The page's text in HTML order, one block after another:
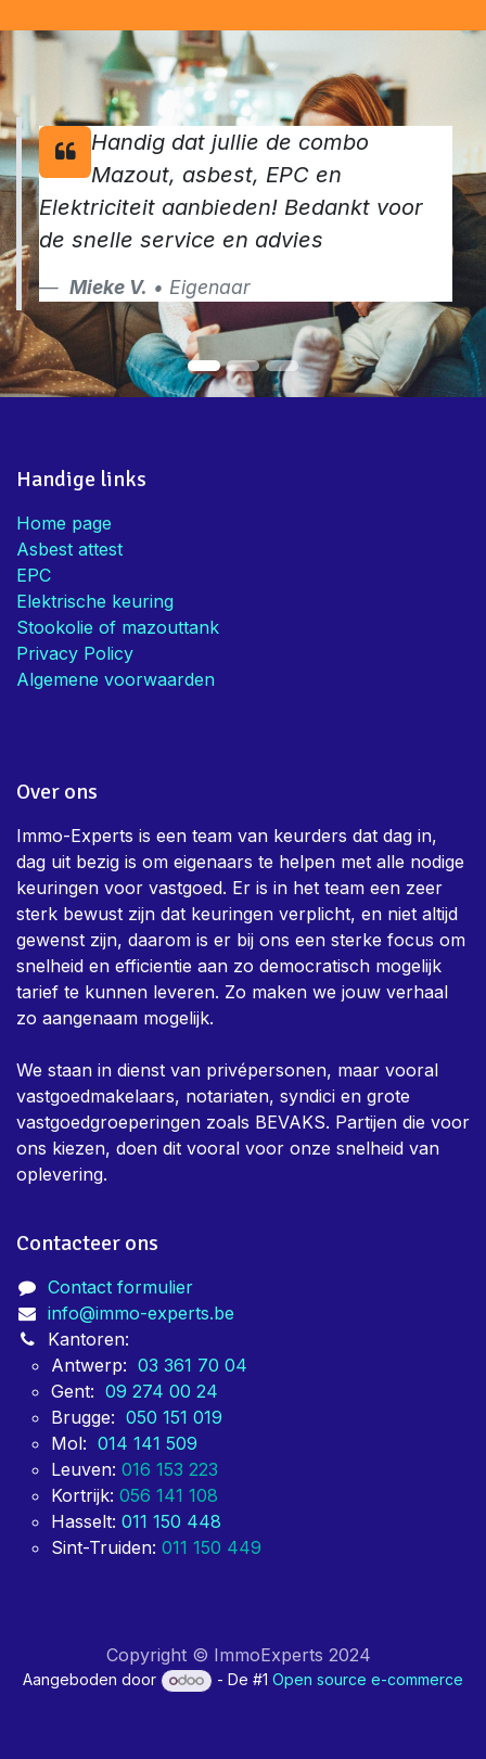
Handig dat jullie de combo
Mazout, asbest, EPC en
Elektriciteit aanbieden! Bedankt voor
de snelle service en advies
Mieke V. • Eigenaar
Handige links
Home page
Asbest attest
EPC
Elektrische keuring
Stookolie of mazouttank
Privacy Policy
Algemene voorwaarden
Over ons
Immo-Experts is een team van keurders dat dag in,
dag uit bezig is om eigenaars te helpen met alle nodige
keuringen voor vastgoed. Er is in het team een zeer
sterk bewust zijn dat keuringen verplicht, en niet altijd
gewenst zijn, daarom is er bij ons een sterke focus om
snelheid en efficientie aan zo democratisch mogelijk
tarief te kunnen leveren. Zo maken we jouw verhaal
zo aangenaam mogelijk.
We staan in dienst van privépersonen, maar vooral
vastgoedmakelaars, notariaten, syndici en grote
vastgoedgroeperingen zoals BEVAKS. Partijen die voor
ons kiezen, doen dit vooral voor onze snelheid van
oplevering.
Contacteer ons
Contact formulier
info@immo-experts.be
Kantoren:
Antwerp: 03 361 70 04
Gent: 09 274 00 24
Brugge: 050 151 019
Mol: 014 141 509
Leuven: 016 153 223
Kortrijk: 056 141 108
Hasselt: 011 150 448
Sint-Truiden: 011 150 449
Copyright © ImmoExperts 2024
Aangeboden door - De #1Open source e-commerce